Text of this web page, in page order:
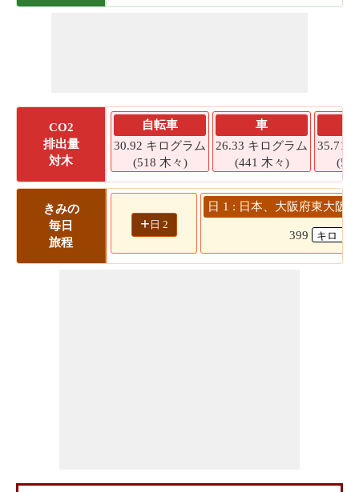
CO2
排出量
対木
自転車
30.92 キログラム
(518 木々)
車
26.33 キログラム
(441 木々)
35.71
きみの
毎日
旅程
+ 日 2
日 1 : 日本、大阪府東大阪
399